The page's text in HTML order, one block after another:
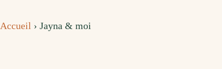
Accueil › Jayna & moi